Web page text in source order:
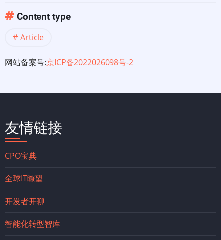
Content type
Article
网站备案号:京ICP备2022026098号-2
友情链接
CPO宝典
全球IT瞭望
开发者开聊
智能化转型智库